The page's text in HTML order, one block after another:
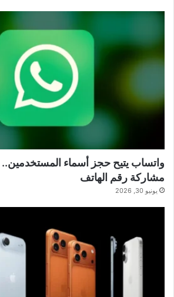
واتساب يتيح حجز أسماء
مشاركة رقم الهاتف
يونيو 30, 2026